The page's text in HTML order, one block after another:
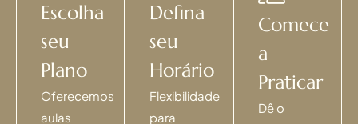
Escolha
seu
Plano
Oferecemos
aulas
Defina
seu
Horário
Flexibilidade
para
Comece
a
Praticar
Dê o